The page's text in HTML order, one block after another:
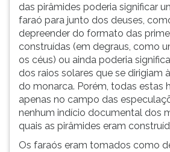
menu
principal
pressione
tecla
depois
Pressione
das pirâmides poderia significar
faraó para junto dos deuses,
depreender do formato das
construídas (em degraus, como
os céus) ou ainda poderia
dos raios solares que se dirigiam
do monarca. Porém, todas estas
apenas no campo das
nenhum indício documental dos
quais as pirâmides eram
Os faraós eram tomados como